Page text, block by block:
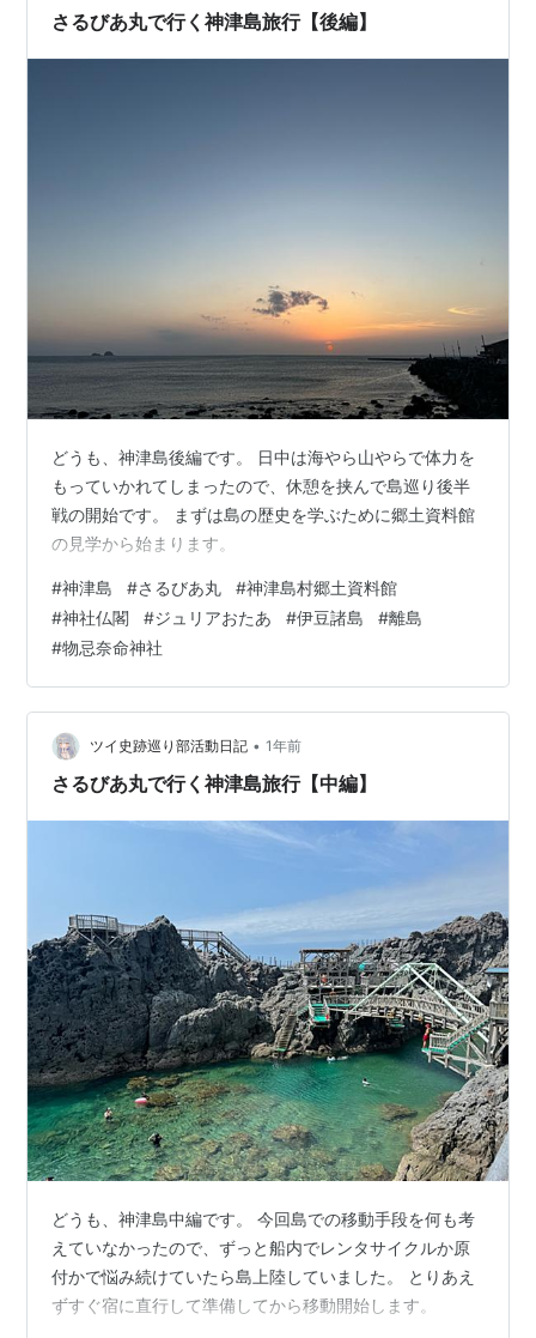
さるびあ丸で行く神津島旅行【後編】
どうも、神津島後編です。 日中は海やら山やらで体力を
もっていかれてしまったので、休憩を挟んで島巡り後半
戦の開始です。 まずは島の歴史を学ぶために郷土資料館
の見学から始まります。
#神津島 #さるびあ丸 #神津島村郷土資料館
#神社仏閣 #ジュリアおたあ #伊豆諸島 #離島
#物忌奈命神社
ツイ史跡巡り部活動日記 • 1年前
さるびあ丸で行く神津島旅行【中編】
どうも、神津島中編です。 今回島での移動手段を何も考
えていなかったので、ずっと船内でレンタサイクルか原
付かで悩み続けていたら島上陸していました。 とりあえ
ずすぐ宿に直行して準備してから移動開始します。